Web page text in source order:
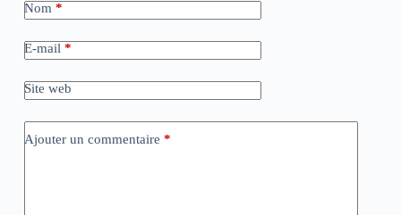
Nom *
E-mail *
Site web
Ajouter un commentaire *